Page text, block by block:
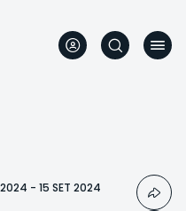
- 15 SET 2024